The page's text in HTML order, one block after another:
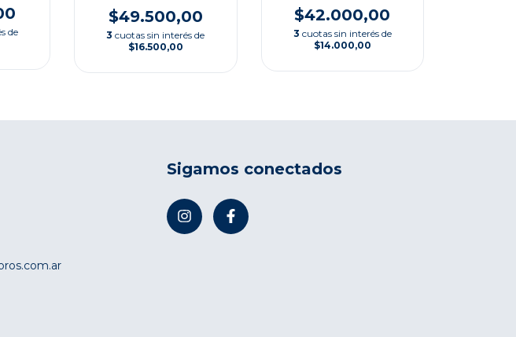
de
CUIDADO CORPORAL
$49.500,00
3 cuotas sin interés de
$16.500,00
$42.000,00
3 cuotas sin interés de
$14.000,00
Sigamos conectados